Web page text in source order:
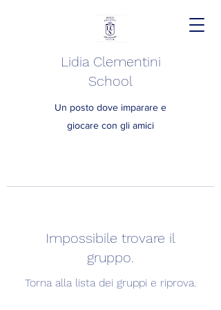
Lidia Clementini
School
Un posto dove imparare e
giocare con gli amici
Impossibile trovare il
gruppo.
Torna alla lista dei gruppi e riprova.